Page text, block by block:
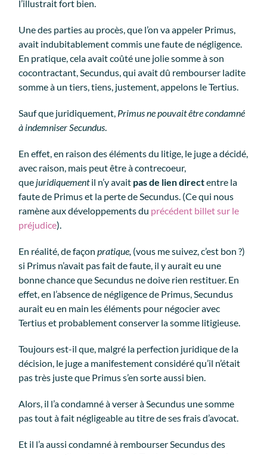
l’illustrait fort bien.
Une des parties au procès, que l’on va appeler Primus,
avait indubitablement commis une faute de négligence.
En pratique, cela avait coûté une jolie somme à son
cocontractant, Secundus, qui avait dû rembourser ladite
somme à un tiers, tiens, justement, appelons le Tertius.
Sauf que juridiquement, Primus ne pouvait être condamné
à indemniser Secundus.
En effet, en raison des éléments du litige, le juge a décidé,
avec raison, mais peut être à contrecoeur,
que juridiquementil n’y avait pas de lien directentre la
faute de Primus et la perte de Secundus. (Ce qui nous
ramène aux développements du précédent billet sur le
préjudice).
En réalité, de façonpratique, (vous me suivez, c’est bon ?)
si Primus n’avait pas fait de faute, il y aurait eu une
bonne chance que Secundus ne doive rien restituer. En
effet, en l’absence de négligence de Primus, Secundus
aurait eu en main les éléments pour négocier avec
Tertius et probablement conserver la somme litigieuse.
Toujours est-il que, malgré la perfection juridique de la
décision, le juge a manifestement considéré qu’il n’était
pas très juste que Primus s’en sorte aussi bien.
Alors, il l’a condamné à verser à Secundus une somme
pas tout à fait négligeable au titre de ses frais d’avocat.
Et il l’a aussi condamné à rembourser Secundus des